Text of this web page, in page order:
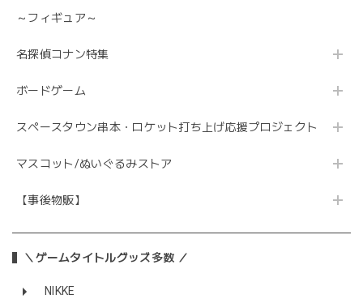
～フィギュア～
名探偵コナン特集
ボードゲーム
スペースタウン串本・ロケット打ち上げ応援プロジェクト
マスコット/ぬいぐるみストア
【事後物販】
＼ゲームタイトルグッズ多数 ／
NIKKE